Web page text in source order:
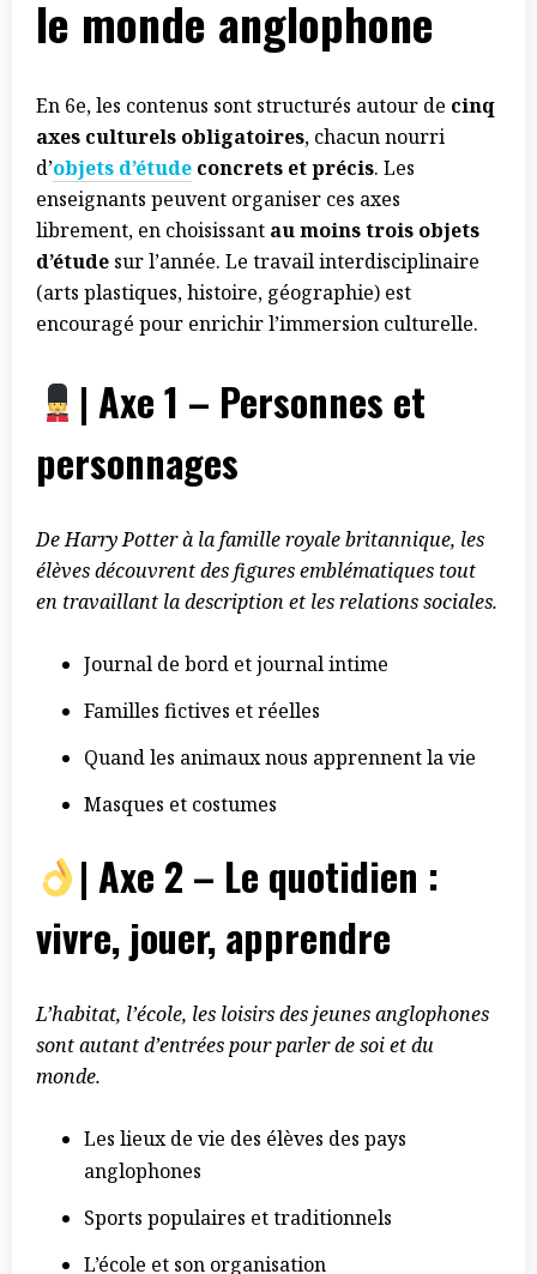
le monde anglophone
En 6e, les contenus sont structurés autour de cinq
axes culturels obligatoires, chacun nourri
d’objets d’étude concrets et précis. Les
enseignants peuvent organiser ces axes
librement, en choisissant au moins trois objets
d’étude sur l’année. Le travail interdisciplinaire
(arts plastiques, histoire, géographie) est
encouragé pour enrichir l’immersion culturelle.
| Axe 1 – Personnes et
personnages
De Harry Potter à la famille royale britannique, les
élèves découvrent des figures emblématiques tout
en travaillant la description et les relations sociales.
Journal de bord et journal intime
Familles fictives et réelles
Quand les animaux nous apprennent la vie
Masques et costumes
| Axe 2 – Le quotidien :
vivre, jouer, apprendre
L’habitat, l’école, les loisirs des jeunes anglophones
sont autant d’entrées pour parler de soi et du
monde.
Les lieux de vie des élèves des pays
anglophones
Sports populaires et traditionnels
L’école et son organisation